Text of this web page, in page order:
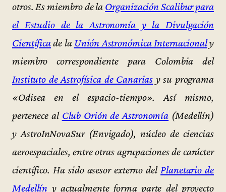
otros. Es miembro de la Organización Scalibur para
el Estudio de la Astronomía y la Divulgación
Científicade la Unión Astronómica Internacionaly
miembro correspondiente para Colombia del
Instituto de Astrofísica de Canarias y su programa
«Odisea en el espacio-tiempo». Así mismo,
pertenece al Club Orión de Astronomía (Medellín)
y AstroInNovaSur (Envigado), núcleo de ciencias
aeroespaciales, entre otras agrupaciones de carácter
científico. Ha sido asesor externo delPlanetario de
Medellín y actualmente forma parte del proyecto